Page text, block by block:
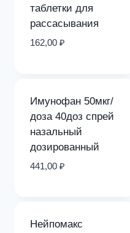
таблетки для
рассасывания
162,00 ₽
Имунофан 50мкг/
доза 40доз спрей
назальный
дозированный
441,00 ₽
Нейпомакс